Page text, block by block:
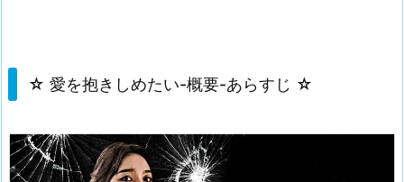
☆ 愛を抱きしめたい-概要-あらすじ ☆